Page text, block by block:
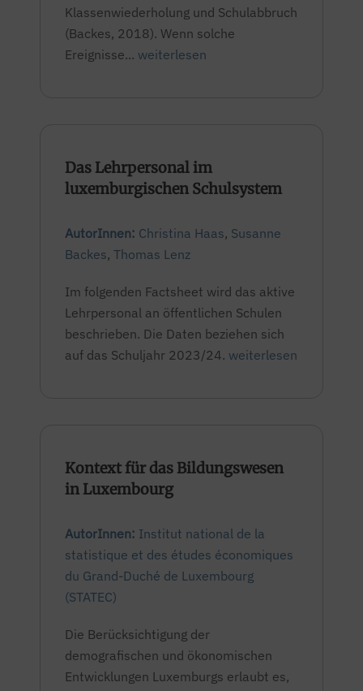
Klassenwiederholung und Schulabbruch
(Backes, 2018). Wenn solche
Ereignisse... weiterlesen
Das Lehrpersonal im
luxemburgischen Schulsystem
AutorInnen: Christina Haas, Susanne
Backes,Thomas Lenz
Im folgenden Factsheet wird das aktive
Lehrpersonal an öffentlichen Schulen
beschrieben. Die Daten beziehen sich
auf das Schuljahr 2023/24. weiterlesen
Kontext für das Bildungswesen
in Luxembourg
AutorInnen: Institut national de la
statistique et des études économiques
du Grand-Duché de Luxembourg
(STATEC)
Die Berücksichtigung der
demografischen und ökonomischen
Entwicklungen Luxemburgs erlaubt es,